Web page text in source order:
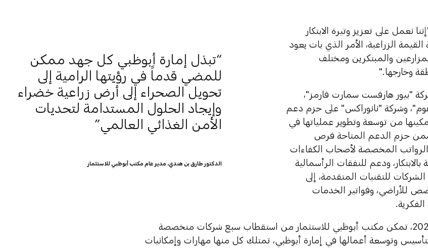
تبذل إمارة أبوظبي كل جهد ممكن
للمضي قدماً في رؤيتها الرامية إلى
تحويل الصحراء إلى أرض زراعية خضراء
وإيجاد الحلول المستدامة لتحديات
الأمن الغذائي العالمي
الدكتور طارق بن هندي، مدير عام مكتب أبوظبي للاستثمار
نعمل على تعزيز وتيرة الابتكار
الزراعية، الأمر الذي بات يعود
والمبتكرين ومختلف
وخارجها."
"بيور هارفست سمارت فارمز"،
وشركة "نانوراكس" على حزم دعم
من توسعة وتطوير عملياتها في
حزم الدعم المتاحة فرص
المخصصة لأصحاب الكفاءات
ودعم للنفقات الرأسمالية
للتقنيات المتقدمة، إلى
للأراضي، وفواتير الخدمات
ومنذ بداية العام 2020، تمكن مكتب أبوظبي للاستثمار من استقطاب سبع شركات متخصصة
لتأسيس وتوسعة أعمالها في إمارة أبوظبي، تمتلك كل منها مهارات وإمكانيات